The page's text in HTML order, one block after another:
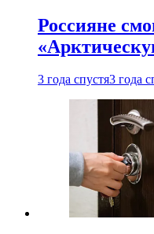
Россияне
3 года спустя3 года